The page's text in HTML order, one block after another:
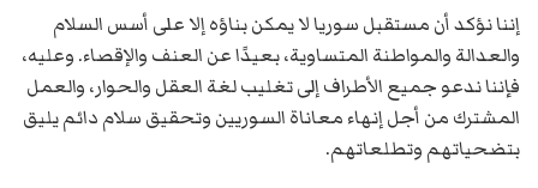
إننا نؤكد أن مستقبل سوريا لا يمكن بناؤه إلا على أسس السلام
والعدالة والمواطنة المتساوية، بعيدًا عن العنف والإقصاء. وعليه،
فإننا ندعو جميع الأطراف إلى تغليب لغة العقل والحوار، والعمل
المشترك من أجل إنهاء معاناة السوريين وتحقيق سلام دائم يليق
بتضحياتهم وتطلعاتهم.